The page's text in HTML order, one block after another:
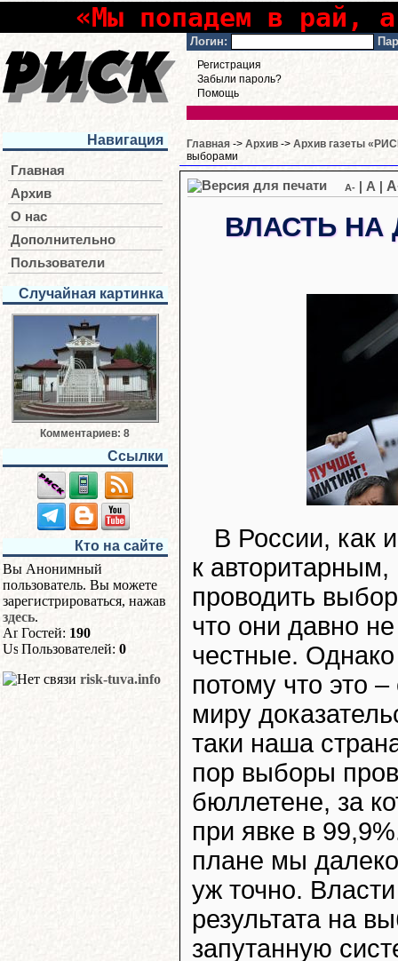
«Мы попадем в рай,
Логин:
Регистрация
Забыли пароль?
Помощь
Навигация
Главная
Архив
О нас
Дополнительно
Пользователи
Случайная картинка
Комментариев: 8
Ссылки
Кто на сайте
Вы Анонимный
пользователь. Вы можете
зарегистрироваться, нажав
здесь.
Гостей: 190
Пользователей: 0
risk-tuva.info
Главная -> Архив -> Архив газеты
выборами
A- A
ВЛАСТЬ НА
В России, как
к
проводить
что они давно
честные. Однако
потому что это
миру
таки наша
пор выборы
бюллетене, за
при явке в
плане мы
уж точно.
результата на
запутанную